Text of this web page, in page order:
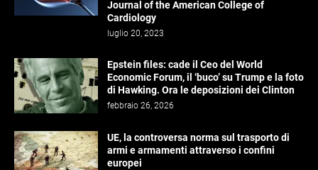
Journal of the American College of
Cardiology
luglio 20, 2023
Epstein files: cade il Ceo del World
Economic Forum, il ‘buco’ su Trump e la foto
di Hawking. Ora le deposizioni dei Clinton
febbraio 26, 2026
UE, la controversa norma sul trasporto di
armi e armamenti attraverso i confini
europei